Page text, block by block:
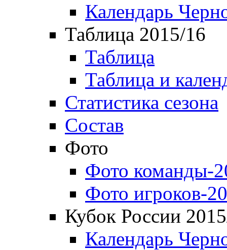
Календарь
Таблица 2015/16
Таблица
Таблица и
Статистика сезона
Состав
Фото
Фото команды-
Фото игроков-
Кубок России
Календарь